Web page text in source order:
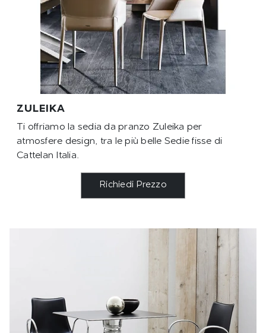
ZULEIKA
Ti offriamo la sedia da pranzo Zuleika per
atmosfere design, tra le più belle Sedie fisse di
Cattelan Italia.
Richiedi Prezzo